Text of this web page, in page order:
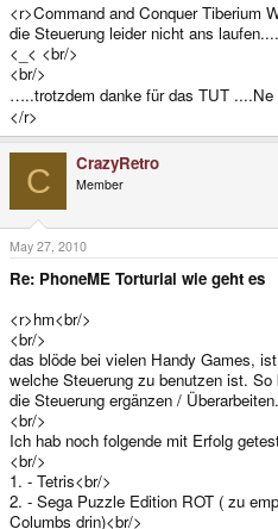
<r>Command and Conquer Tiberium
die Steuerung leider nicht ans
<_< <br/>
<br/>
…..trotzdem danke für das TUT
</r>
C CrazyRetro
Member
May 27, 2010
Re: PhoneME Torturial wie geht es
<r>hm<br/>
<br/>
das blöde bei vielen Handy Games,
welche Steuerung zu benutzen ist.
die Steuerung ergänzen /
<br/>
Ich hab noch folgende mit Erfolg
<br/>
1. - Tetris<br/>
2. - Sega Puzzle Edition ROT ( zu
Columbs drin)<br/>